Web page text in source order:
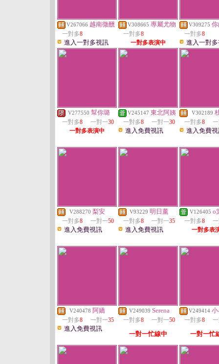
V267066 越南微醺
一對多8
進入一對多視訊
V308665 專屬尤物
一對多8
一對多表演中
V309275
一對多8
進入一對
V277550 幫你璐
一對多8 一對一30
一對多表演中
V245147 東北阿姨
一對多8 一對一30
進入免費視訊
V302189
一對多8
進入免費
V288270 梨安
一對多8 一對一50
進入免費視訊
V93229 明日薰
一對多8 一對一35
進入免費視訊
V126405 o
一對多8
一對多表
V240478 阿嬌
一對多8 一對一35
進入免費視訊
V249039 Serena
一對多8 一對一50
一對一忙線中
V249414
一對多8
一對一忙